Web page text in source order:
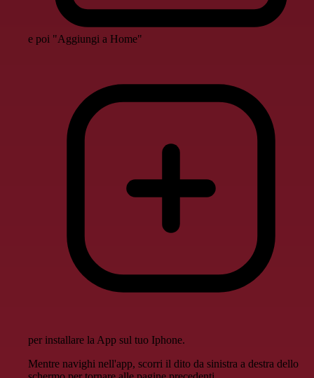
e poi "Aggiungi a Home"
per installare la App sul tuo Iphone.
Mentre navighi nell'app, scorri il dito da sinistra a destra dello